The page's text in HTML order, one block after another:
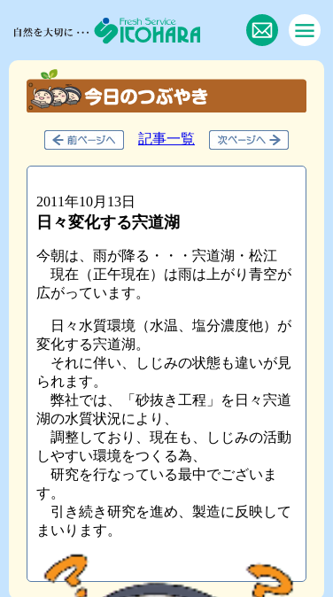
記事一覧
2011年10月13日
日々変化する宍道湖
今朝は、雨が降る・・・宍道湖・松江
現在（正午現在）は雨は上がり青空が
広がっています。
日々水質環境（水温、塩分濃度他）が
変化する宍道湖。
それに伴い、しじみの状態も違いが見
られます。
弊社では、「砂抜き工程」を日々宍道
湖の水質状況により、
調整しており、現在も、しじみの活動
しやすい環境をつくる為、
研究を行なっている最中でございま
す。
引き続き研究を進め、製造に反映して
まいります。